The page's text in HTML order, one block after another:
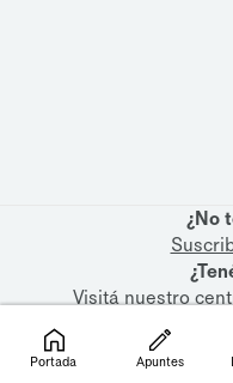
¿No
Visitá nuestro
Portada Apuntes